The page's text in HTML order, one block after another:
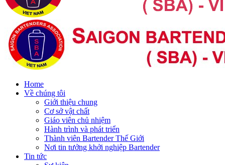
Home
Về chúng tôi
Giới thiệu chung
Cơ sở vật chất
Giáo viên chủ nhiệm
Hành trình và phát triển
Thành viên Bartender Thế Giới
Nơi tin tưởng khởi nghiệp Bartender
Tin tức